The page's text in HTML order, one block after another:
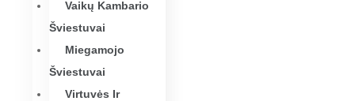
Vaikų Kambario
Šviestuvai
Miegamojo
Šviestuvai
Virtuvės Ir